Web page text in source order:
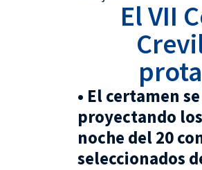
El VII
• El certamen
proyectando
noche del 20
seleccionados